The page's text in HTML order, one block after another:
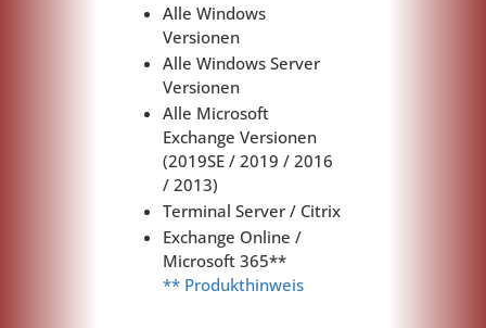
Alle Windows
Versionen
Alle Windows Server
Versionen
Alle Microsoft
Exchange Versionen
(2019SE / 2019 / 2016
/ 2013)
Terminal Server / Citrix
Exchange Online /
Microsoft 365**
** Produkthinweis